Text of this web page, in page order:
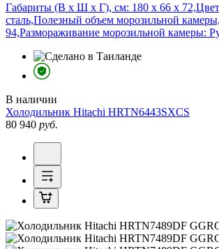
Габариты (В х Ш х Г), см: 180 х 66 х
сталь,Полезный объем морозильной
94,Размораживание морозильной камеры:
В наличии
Холодильник Hitachi HRTN6443SXCS
80 940 руб.